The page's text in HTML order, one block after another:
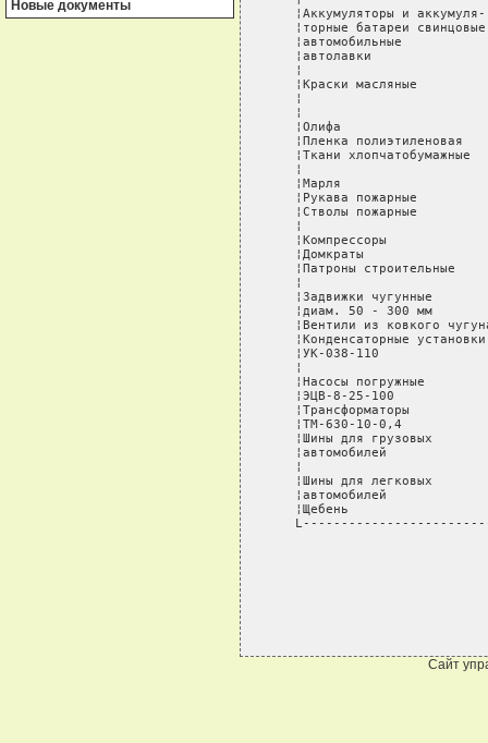
Новые документы
¦Аккумуляторы и
¦торные батареи
¦автомобильные
¦автолавки
¦
¦Краски масляные
¦
¦
¦Олифа
¦Пленка полиэтиленовая
¦Ткани хлопчатобумажные
¦
¦Марля
¦Рукава пожарные
¦Стволы пожарные
¦
¦Компрессоры
¦Домкраты
¦Патроны строительные
¦
¦Задвижки чугунные
¦диам. 50 - 300 мм
¦Вентили из ковкого
¦Конденсаторные
¦УК-038-110
¦
¦Насосы погружные
¦ЭЦВ-8-25-100
¦Трансформаторы
¦ТМ-630-10-0,4
¦Шины для грузовых
¦автомобилей
¦
¦Шины для легковых
¦автомобилей
¦Щебень
Сайт